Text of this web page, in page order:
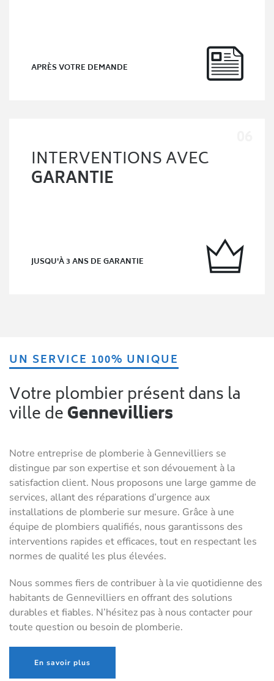
APRÈS VOTRE DEMANDE
INTERVENTIONS AVEC
GARANTIE
JUSQU'À 3 ANS DE GARANTIE
UN SERVICE 100% UNIQUE
Votre plombier présent dans la
ville deGennevilliers
Notre entreprise de plomberie à Gennevilliers se
distingue par son expertise et son dévouement à la
satisfaction client. Nous proposons une large gamme de
services, allant des réparations d’urgence aux
installations de plomberie sur mesure. Grâce à une
équipe de plombiers qualifiés, nous garantissons des
interventions rapides et efficaces, tout en respectant les
normes de qualité les plus élevées.
Nous sommes fiers de contribuer à la vie quotidienne des
habitants de Gennevilliers en offrant des solutions
durables et fiables. N’hésitez pas à nous contacter pour
toute question ou besoin de plomberie.
En savoir plus